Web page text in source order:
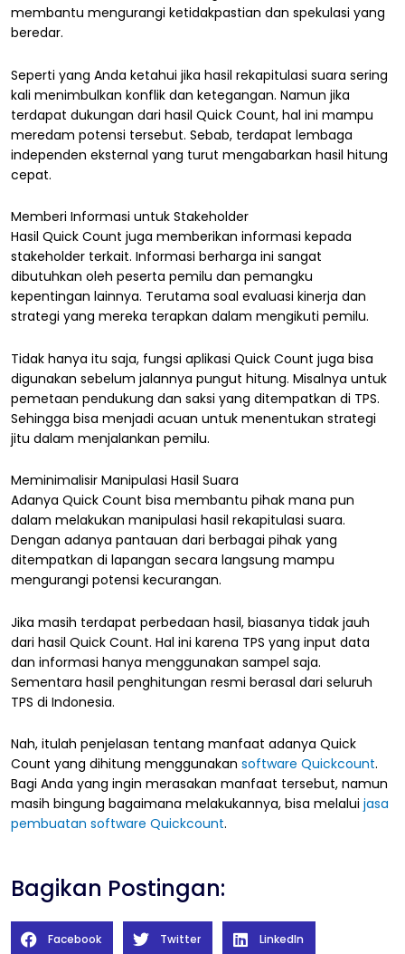
membantu mengurangi ketidakpastian dan spekulasi yang
beredar.
Seperti yang Anda ketahui jika hasil rekapitulasi suara sering
kali menimbulkan konflik dan ketegangan. Namun jika
terdapat dukungan dari hasil Quick Count, hal ini mampu
meredam potensi tersebut. Sebab, terdapat lembaga
independen eksternal yang turut mengabarkan hasil hitung
cepat.
Memberi Informasi untuk Stakeholder
Hasil Quick Count juga memberikan informasi kepada
stakeholder terkait. Informasi berharga ini sangat
dibutuhkan oleh peserta pemilu dan pemangku
kepentingan lainnya. Terutama soal evaluasi kinerja dan
strategi yang mereka terapkan dalam mengikuti pemilu.
Tidak hanya itu saja, fungsi aplikasi Quick Count juga bisa
digunakan sebelum jalannya pungut hitung. Misalnya untuk
pemetaan pendukung dan saksi yang ditempatkan di TPS.
Sehingga bisa menjadi acuan untuk menentukan strategi
jitu dalam menjalankan pemilu.
Meminimalisir Manipulasi Hasil Suara
Adanya Quick Count bisa membantu pihak mana pun
dalam melakukan manipulasi hasil rekapitulasi suara.
Dengan adanya pantauan dari berbagai pihak yang
ditempatkan di lapangan secara langsung mampu
mengurangi potensi kecurangan.
Jika masih terdapat perbedaan hasil, biasanya tidak jauh
dari hasil Quick Count. Hal ini karena TPS yang input data
dan informasi hanya menggunakan sampel saja.
Sementara hasil penghitungan resmi berasal dari seluruh
TPS di Indonesia.
Nah, itulah penjelasan tentang manfaat adanya Quick
Count yang dihitung menggunakan software Quickcount.
Bagi Anda yang ingin merasakan manfaat tersebut, namun
masih bingung bagaimana melakukannya, bisa melalui jasa
pembuatan software Quickcount.
Bagikan Postingan:
Facebook Twitter LinkedIn